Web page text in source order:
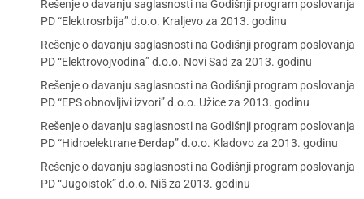
Rešenje o davanju saglasnosti na Godišnji program poslovanja
PD “Elektrosrbija” d.o.o. Kraljevo za 2013. godinu
Rešenje o davanju saglasnosti na Godišnji program poslovanja
PD “Elektrovojvodina” d.o.o. Novi Sad za 2013. godinu
Rešenje o davanju saglasnosti na Godišnji program poslovanja
PD “EPS obnovljivi izvori” d.o.o. Užice za 2013. godinu
Rešenje o davanju saglasnosti na Godišnji program poslovanja
PD “Hidroelektrane Đerdap” d.o.o. Kladovo za 2013. godinu
Rešenje o davanju saglasnosti na Godišnji program poslovanja
PD “Jugoistok” d.o.o. Niš za 2013. godinu